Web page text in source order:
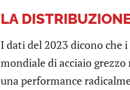
LA
I dati del 2023 dicono che
mondiale di acciaio
una performance